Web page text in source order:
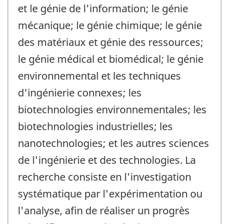
et le génie de l'information; le génie
mécanique; le génie chimique; le génie
des matériaux et génie des ressources;
le génie médical et biomédical; le génie
environnemental et les techniques
d'ingénierie connexes; les
biotechnologies environnementales; les
biotechnologies industrielles; les
nanotechnologies; et les autres sciences
de l'ingénierie et des technologies. La
recherche consiste en l'investigation
systématique par l'expérimentation ou
l'analyse, afin de réaliser un progrès